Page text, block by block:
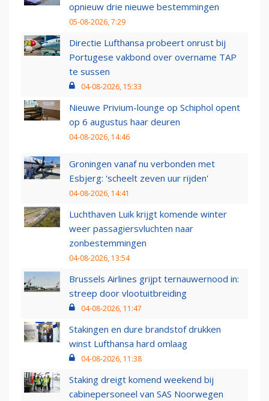
opnieuw drie nieuwe bestemmingen
05-08-2026, 7:29
Directie Lufthansa probeert onrust bij
Portugese vakbond over overname TAP
te sussen
04-08-2026, 15:33
Nieuwe Privium-lounge op Schiphol opent
op 6 augustus haar deuren
04-08-2026, 14:46
Groningen vanaf nu verbonden met
Esbjerg: 'scheelt zeven uur rijden'
04-08-2026, 14:41
Luchthaven Luik krijgt komende winter
weer passagiersvluchten naar
zonbestemmingen
04-08-2026, 13:54
Brussels Airlines grijpt ternauwernood in:
streep door vlootuitbreiding
04-08-2026, 11:47
Stakingen en dure brandstof drukken
winst Lufthansa hard omlaag
04-08-2026, 11:38
Staking dreigt komend weekend bij
cabinepersoneel van SAS Noorwegen